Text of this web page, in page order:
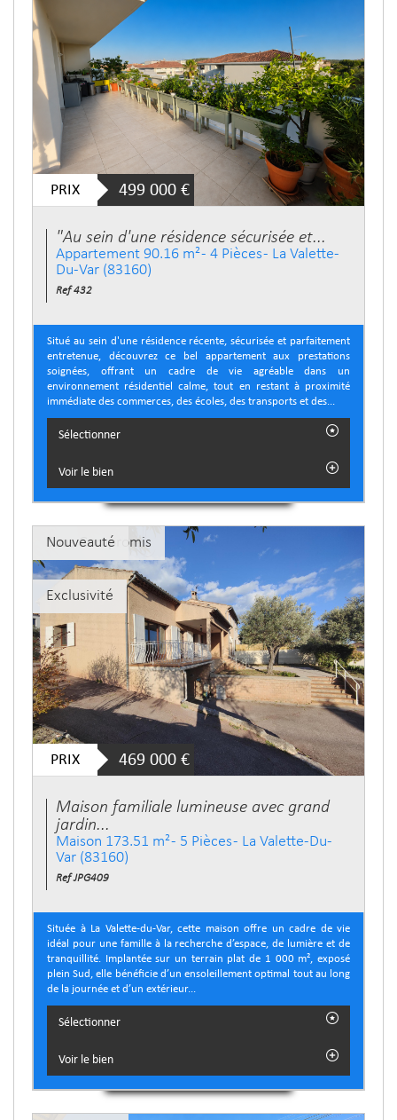
PRIX 499 000 €
"Au sein d'une résidence sécurisée et...
Appartement 90.16 m² - 4 Pièces - La Valette-
Du-Var (83160)
Ref 432
Situé au sein d'une résidence récente, sécurisée et parfaitement
entretenue, découvrez ce bel appartement aux prestations
soignées, offrant un cadre de vie agréable dans un
environnement résidentiel calme, tout en restant à proximité
immédiate des commerces, des écoles, des transports et des...
Sélectionner
Voir le bien
Sous Compromis
Exclusivité
Nouveauté
PRIX 469 000 €
Maison familiale lumineuse avec grand
jardin...
Maison 173.51 m² - 5 Pièces - La Valette-Du-
Var (83160)
Ref JPG409
Située à La Valette-du-Var, cette maison offre un cadre de vie
idéal pour une famille à la recherche d’espace, de lumière et de
tranquillité. Implantée sur un terrain plat de 1 000 m², exposé
plein Sud, elle bénéficie d’un ensoleillement optimal tout au long
de la journée et d’un extérieur...
Sélectionner
Voir le bien